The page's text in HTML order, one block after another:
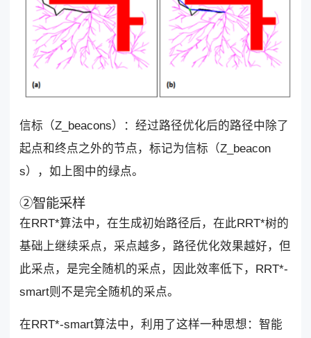
信标（Z_beacons）：经过路径优化后的路径中除了
起点和终点之外的节点，标记为信标（Z_beacon
s），如上图中的绿点。
②智能采样
在RRT*算法中，在生成初始路径后，在此RRT*树的
基础上继续采点，采点越多，路径优化效果越好，但
此采点，是完全随机的采点，因此效率低下，RRT*-
smart则不是完全随机的采点。
在RRT*-smart算法中，利用了这样一种思想：智能